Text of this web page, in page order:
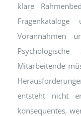
klare
Fragenkataloge
Vorannahmen
Mitarbeitende
entsteht nicht
konsequentes,